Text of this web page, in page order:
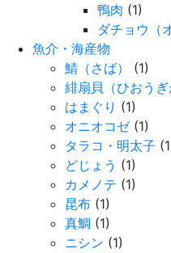
鴨肉 (1)
ダチョウ（
魚介・海産物
鯖（さば）
(1)
緋扇貝（ひおうぎ
はまぐり (1)
オニオコゼ(1)
タラコ・明太子
どじょう (1)
カメノテ (1)
昆布 (1)
真鯛 (1)
ニシン (1)